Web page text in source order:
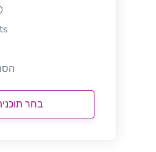
and appealing titles that
on your ad and purchase
בחר